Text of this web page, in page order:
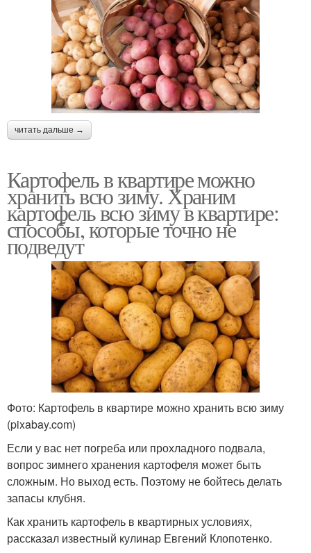
читать дальше →
Картофель в квартире можно
хранить всю зиму. Храним
картофель всю зиму в квартире:
способы, которые точно не
подведут
Фото: Картофель в квартире можно хранить всю зиму
(pixabay.com)
Если у вас нет погреба или прохладного подвала,
вопрос зимнего хранения картофеля может быть
сложным. Но выход есть. Поэтому не бойтесь делать
запасы клубня.
Как хранить картофель в квартирных условиях,
рассказал известный кулинар Евгений Клопотенко.